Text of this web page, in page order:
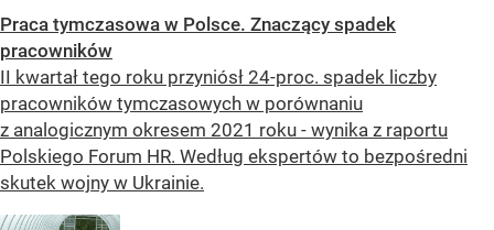
Praca tymczasowa w Polsce. Znaczący spadek
pracowników
II kwartał tego roku przyniósł 24-proc. spadek liczby
pracowników tymczasowych w porównaniu
z analogicznym okresem 2021 roku - wynika z raportu
Polskiego Forum HR. Według ekspertów to bezpośredni
skutek wojny w Ukrainie.